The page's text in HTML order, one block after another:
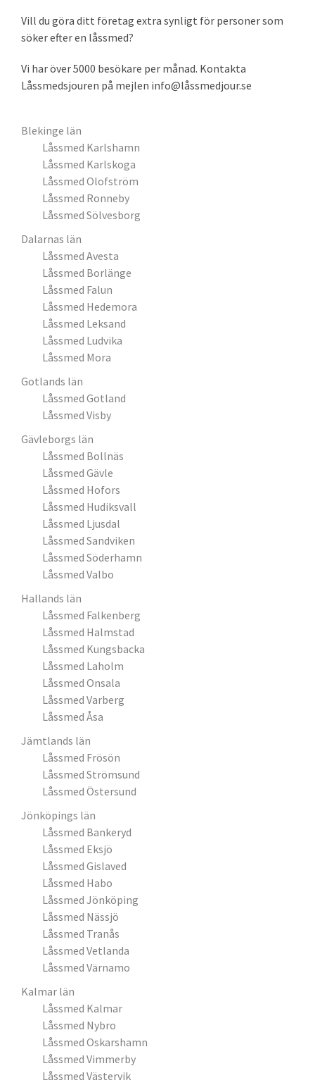
Vill du göra ditt företag extra synligt för personer som
söker efter en låssmed?
Vi har över 5000 besökare per månad. Kontakta
Låssmedsjouren på mejlen info@låssmedjour.se
Blekinge län
Låssmed Karlshamn
Låssmed Karlskoga
Låssmed Olofström
Låssmed Ronneby
Låssmed Sölvesborg
Dalarnas län
Låssmed Avesta
Låssmed Borlänge
Låssmed Falun
Låssmed Hedemora
Låssmed Leksand
Låssmed Ludvika
Låssmed Mora
Gotlands län
Låssmed Gotland
Låssmed Visby
Gävleborgs län
Låssmed Bollnäs
Låssmed Gävle
Låssmed Hofors
Låssmed Hudiksvall
Låssmed Ljusdal
Låssmed Sandviken
Låssmed Söderhamn
Låssmed Valbo
Hallands län
Låssmed Falkenberg
Låssmed Halmstad
Låssmed Kungsbacka
Låssmed Laholm
Låssmed Onsala
Låssmed Varberg
Låssmed Åsa
Jämtlands län
Låssmed Frösön
Låssmed Strömsund
Låssmed Östersund
Jönköpings län
Låssmed Bankeryd
Låssmed Eksjö
Låssmed Gislaved
Låssmed Habo
Låssmed Jönköping
Låssmed Nässjö
Låssmed Tranås
Låssmed Vetlanda
Låssmed Värnamo
Kalmar län
Låssmed Kalmar
Låssmed Nybro
Låssmed Oskarshamn
Låssmed Vimmerby
Låssmed Västervik